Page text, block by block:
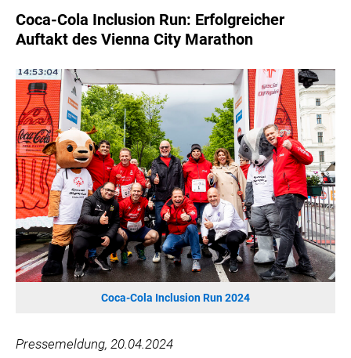
BARFLY'S CLUB
SPORTS MEDIA AUSTRIA
RECYCLEMICH-INITIATIVE
VIER HOCH VIER
ALFIES
HANNERSBERG
WILHELM-EXNER-MEDAILLEN STIFTUNG
ADMIRAL SPORTWETTEN
EWP RECYCLING PFAND ÖSTERREICH
ANNEMARIE CHARITY
IMPERIAL MARKETS
TRÄGERVEREIN EINWEGPFAND
MEDIA
Coca-Cola Inclusion Run: Erfolgreicher
Auftakt des Vienna City Marathon
Coca-Cola Inclusion Run 2024
Pressemeldung, 20.04.2024